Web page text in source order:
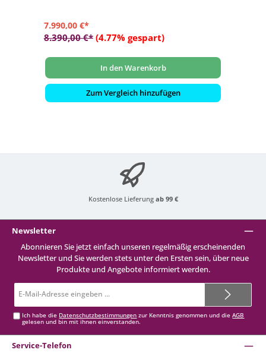
7.990,00 €*
8.390,00 €* (4.77% gespart)
In den Warenkorb
Zum Vergleich hinzufügen
Kostenlose Lieferung ab 99 €
Newsletter
Abonnieren Sie jetzt einfach unseren regelmäßig erscheinenden
Newsletter und Sie werden stets unter den Ersten sein, über neue
Produkte und Angebote informiert werden.
Mail-
Ich habe die Datenschutzbestimmungen zur Kenntnis genommen und dieAGB
gelesen und bin mit ihnen einverstanden.
Service-Telefon